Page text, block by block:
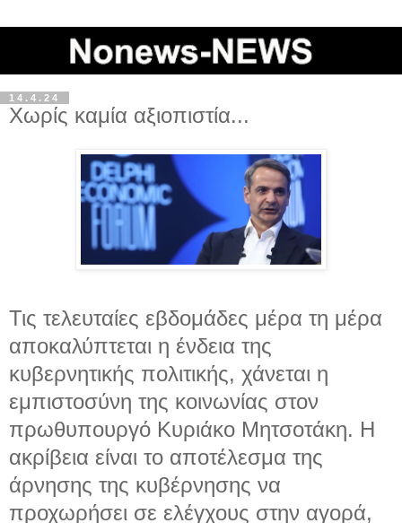
14.4.24
Χωρίς καμία αξιοπιστία...
Τις τελευταίες εβδομάδες μέρα τη μέρα
αποκαλύπτεται η ένδεια της
κυβερνητικής πολιτικής, χάνεται η
εμπιστοσύνη της κοινωνίας στον
πρωθυπουργό Κυριάκο Μητσοτάκη. Η
ακρίβεια είναι το αποτέλεσμα της
άρνησης της κυβέρνησης να
προχωρήσει σε ελέγχους στην αγορά,